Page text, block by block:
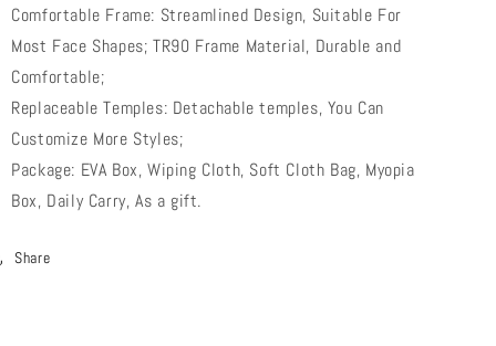
Comfortable Frame: Streamlined Design, Suitable For
Most Face Shapes; TR90 Frame Material, Durable and
Comfortable;
Replaceable Temples: Detachable temples, You Can
Customize More Styles;
Package: EVA Box, Wiping Cloth, Soft Cloth Bag, Myopia
Box, Daily Carry, As a gift.
Share